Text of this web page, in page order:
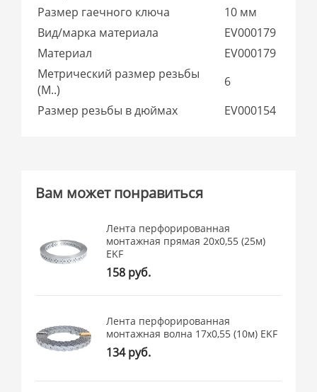
Размер гаечного ключа
10 мм
Вид/марка материала
EV000179
Материал
EV000179
Метрический размер резьбы
(М..)
6
Размер резьбы в дюймах
EV000154
Вам может понравиться
Лента перфорированная
монтажная прямая 20х0,55 (25м)
EKF
158 руб.
Лента перфорированная
монтажная волна 17х0,55 (10м) EKF
134 руб.